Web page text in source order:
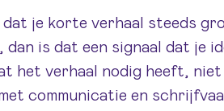
dat je korte verhaal steeds
is dat een signaal dat je
het verhaal nodig heeft, niet
communicatie en